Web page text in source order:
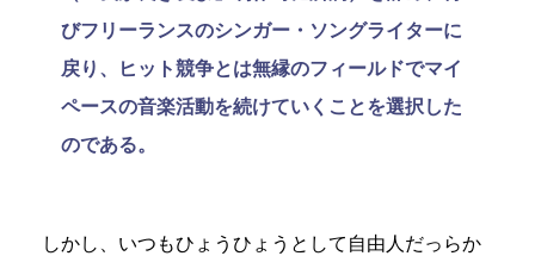
びフリーランスのシンガー・ソングライターに
戻り、ヒット競争とは無縁のフィールドでマイ
ペースの音楽活動を続けていくことを選択した
のである。
しかし、いつもひょうひょうとして自由人だっらか